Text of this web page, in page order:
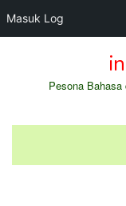
Masuk Log
Pesona